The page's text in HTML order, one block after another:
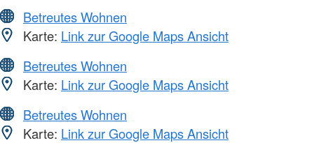
Betreutes Wohnen
Karte: Link zur Google Maps Ansicht
Betreutes Wohnen
Karte: Link zur Google Maps Ansicht
Betreutes Wohnen
Karte: Link zur Google Maps Ansicht